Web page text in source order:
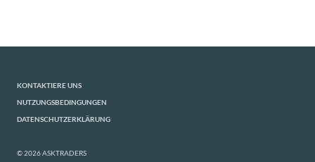
KONTAKTIERE UNS
NUTZUNGSBEDINGUNGEN
DATENSCHUTZERKLÄRUNG
© 2026 ASKTRADERS